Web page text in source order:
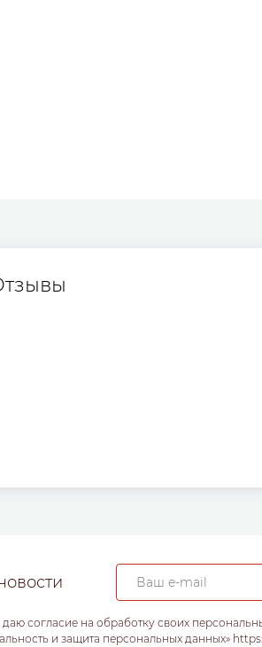
согласие на обработку своих
и защита персональных данных»